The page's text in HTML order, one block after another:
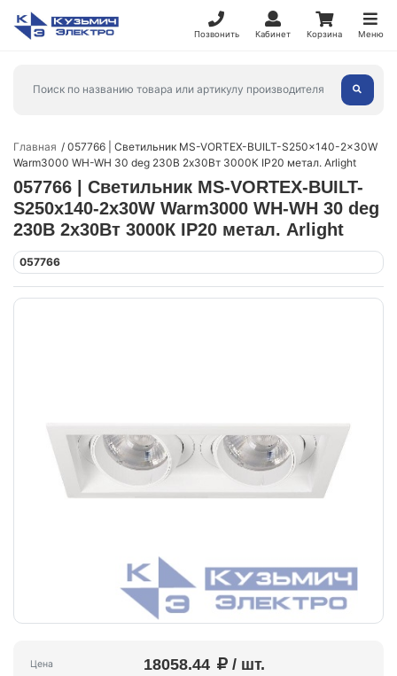
Позвонить Кабинет Корзина Меню
Главная
057766 | Светильник MS-VORTEX-BUILT-S250x140-2x30W
Warm3000 WH-WH 30 deg 230В 2х30Вт 3000К IP20 метал. Arlight
057766 | Светильник MS-VORTEX-BUILT-
S250x140-2x30W Warm3000 WH-WH 30 deg
230В 2х30Вт 3000К IP20 метал. Arlight
057766
Цена 18058.44 / шт.